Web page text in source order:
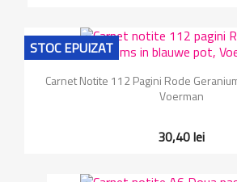
Carnet Notite 112 Pagini Rode
Voerman
30,40 lei
STOC EPUIZAT